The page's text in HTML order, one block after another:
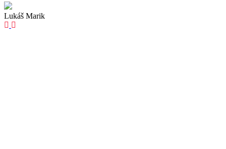
Lukáš Marik